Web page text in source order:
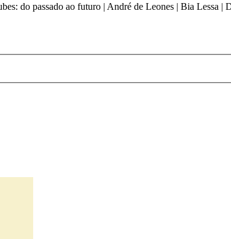
do passado ao futuro | André de Leones | Bia Lessa |